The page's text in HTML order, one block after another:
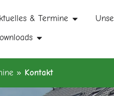
& Termine
» Kontakt